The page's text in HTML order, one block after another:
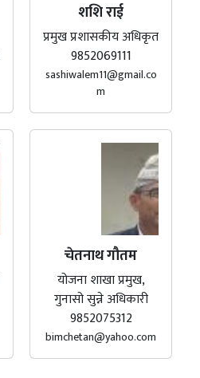
शशि राई
प्रमुख प्रशासकीय अधिकृत
9852069111
sashiwalem11@gmail.co
m
चेतनाथ गौतम
योजना शाखा प्रमुख,
गुनासो सुन्ने अधिकारी
9852075312
bimchetan@yahoo.com